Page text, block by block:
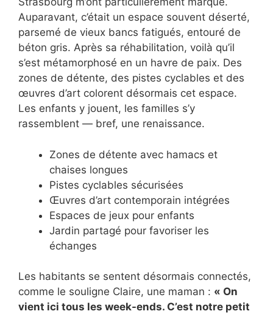
Auparavant, c’était un espace souvent déserté,
parsemé de vieux bancs fatigués, entouré de
béton gris. Après sa réhabilitation, voilà qu’il
s’est métamorphosé en un havre de paix. Des
zones de détente, des pistes cyclables et des
œuvres d’art colorent désormais cet espace.
Les enfants y jouent, les familles s’y
rassemblent — bref, une renaissance.
Zones de détente avec hamacs et
chaises longues
Pistes cyclables sécurisées
Œuvres d’art contemporain intégrées
Espaces de jeux pour enfants
Jardin partagé pour favoriser les
échanges
Les habitants se sentent désormais connectés,
comme le souligne Claire, une maman : « On
vient ici tous les week-ends. C’est notre petit